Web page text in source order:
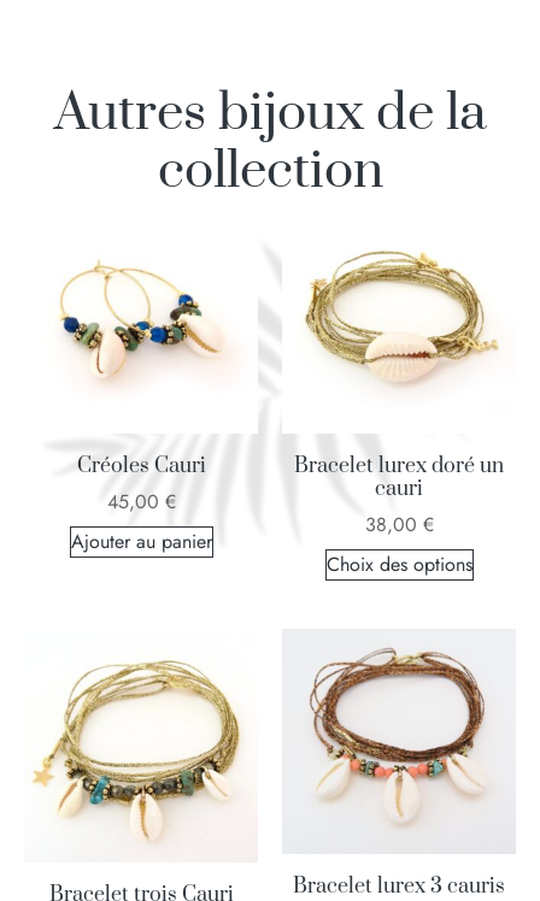
Autres bijoux de la
collection
Créoles Cauri
45,00 €
Ajouter au panier
Bracelet lurex doré un
cauri
38,00 €
Choix des options
Bracelet trois Cauri
Bracelet lurex 3 cauris